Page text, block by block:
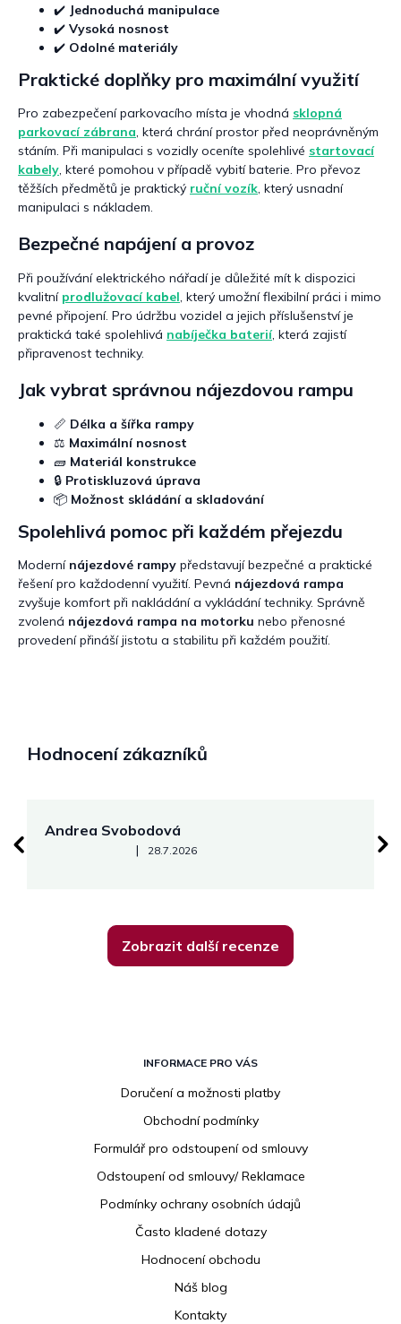
✔️ Jednoduchá manipulace
✔️ Vysoká nosnost
✔️ Odolné materiály
Praktické doplňky pro maximální využití
Pro zabezpečení parkovacího místa je vhodná sklopná
parkovací zábrana, která chrání prostor před neoprávněným
stáním. Při manipulaci s vozidly oceníte spolehlivé startovací
kabely, které pomohou v případě vybití baterie. Pro převoz
těžších předmětů je praktický ruční vozík, který usnadní
manipulaci s nákladem.
Bezpečné napájení a provoz
Při používání elektrického nářadí je důležité mít k dispozici
kvalitní prodlužovací kabel, který umožní flexibilní práci i mimo
pevné připojení. Pro údržbu vozidel a jejich příslušenství je
praktická také spolehlivá nabíječka baterií, která zajistí
připravenost techniky.
Jak vybrat správnou nájezdovou rampu
📏 Délka a šířka rampy
⚖️ Maximální nosnost
🧱 Materiál konstrukce
🔒 Protiskluzová úprava
📦 Možnost skládání a skladování
Spolehlivá pomoc při každém přejezdu
Moderní nájezdové rampy představují bezpečné a praktické
řešení pro každodenní využití. Pevná nájezdová rampa
zvyšuje komfort při nakládání a vykládání techniky. Správně
zvolená nájezdová rampa na motorku nebo přenosné
provedení přináší jistotu a stabilitu při každém použití.
Hodnocení zákazníků
Andrea Svobodová
Hodnocení obchodu je 5 z 5 hvězdiček.
| 28.7.2026
Zobrazit další recenze
INFORMACE PRO VÁS
Doručení a možnosti platby
Obchodní podmínky
Formulář pro odstoupení od smlouvy
Odstoupení od smlouvy/ Reklamace
Podmínky ochrany osobních údajů
Často kladené dotazy
Hodnocení obchodu
Náš blog
Kontakty